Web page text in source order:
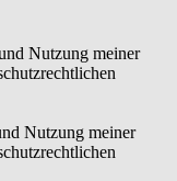
Nutzung meiner
Nutzung meiner